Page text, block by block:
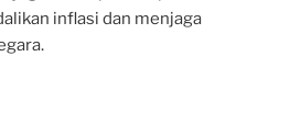
inflasi dan menjaga